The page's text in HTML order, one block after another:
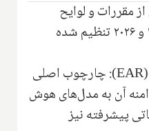
مقررات و لوایح
مطرح‌شده در سال‌های ۲۰۲۵ و ۲۰۲۶ تنظیم شده
۱. مقررات مدیریت صادرات (EAR): چارچوب اصلی
آن به مدل‌های هوش
پیشرفته نیز